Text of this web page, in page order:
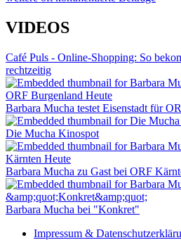
VIDEOS
Café Puls - Online-Shopping: So
rechtzeitig
Barbara Mucha testet Eisenstadt für
Die Mucha Kinospot
Barbara Mucha zu Gast bei ORF
Barbara Mucha bei "Konkret"
Impressum &